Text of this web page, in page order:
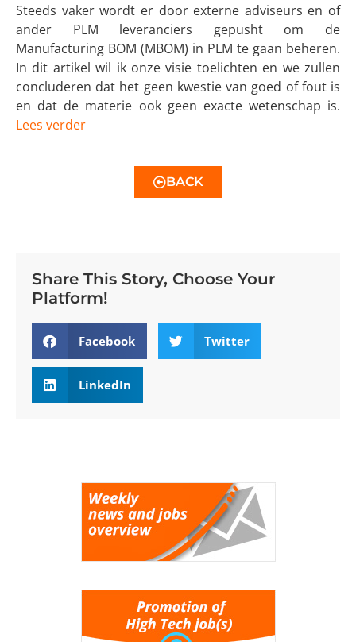
Steeds vaker wordt er door externe adviseurs en of
ander PLM leveranciers gepusht om de
Manufacturing BOM (MBOM) in PLM te gaan beheren.
In dit artikel wil ik onze visie toelichten en we zullen
concluderen dat het geen kwestie van goed of fout is
en dat de materie ook geen exacte wetenschap is.
Lees verder
BACK
Share This Story, Choose Your
Platform!
Facebook Twitter
LinkedIn